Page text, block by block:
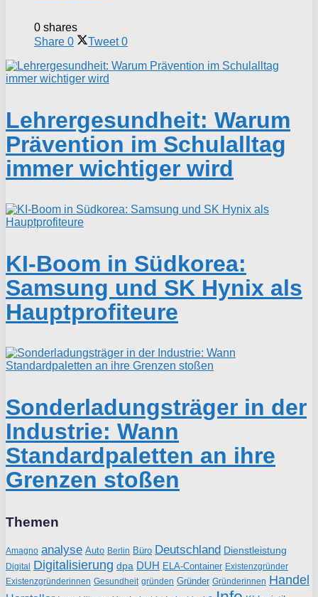
0 shares
Share 0 Tweet 0
Lehrergesundheit: Warum
Prävention im Schulalltag
immer wichtiger wird
KI-Boom in Südkorea:
Samsung und SK Hynix als
Hauptprofiteure
Sonderladungsträger in der
Industrie: Wann
Standardpaletten an ihre
Grenzen stoßen
Themen
Amagno analyse Auto Berlin Büro Deutschland Dienstleistung
Digital Digitalisierung dpa DUH ELA-Container Existenzgründer
Existenzgründerinnen Gesundheit gründen Gründer Gründerinnen Handel